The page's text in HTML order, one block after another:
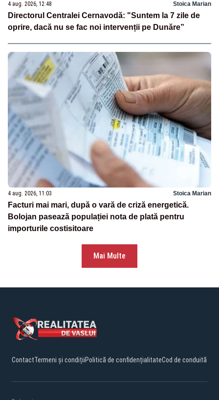
4 aug. 2026, 12:48 Stoica Marian
Directorul Centralei Cernavodă: "Suntem la 7 zile de
oprire, dacă nu se fac noi intervenții pe Dunăre”
4 aug. 2026, 11:03 Stoica Marian
Facturi mai mari, după o vară de criză energetică.
Bolojan pasează populației nota de plată pentru
importurile costisitoare
Mai Multe
ContactTermeni și condițiiPolitică de confidențialitateCod de conduită